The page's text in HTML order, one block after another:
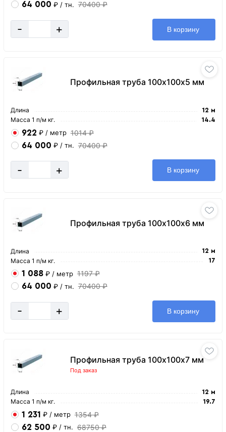
64 000 ₽ / тн. 70400 ₽
- + В корзину
Профильная труба 100х100х5 мм
Длина 12 м
Масса 1 п/м кг. 14.4
922 ₽ / метр 1014 ₽
64 000 ₽ / тн. 70400 ₽
- + В корзину
Профильная труба 100х100х6 мм
Длина 12 м
Масса 1 п/м кг. 17
1 088 ₽ / метр 1197 ₽
64 000 ₽ / тн. 70400 ₽
- + В корзину
Профильная труба 100х100х7 мм
Под заказ
Длина 12 м
Масса 1 п/м кг. 19.7
1 231 ₽ / метр 1354 ₽
62 500 ₽ / тн. 68750 ₽